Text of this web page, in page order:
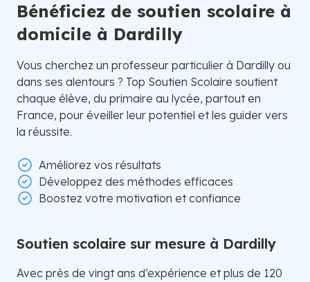
Bénéficiez de soutien scolaire à
domicile à Dardilly
Vous cherchez un professeur particulier à Dardilly ou
dans ses alentours ? Top Soutien Scolaire soutient
chaque élève, du primaire au lycée, partout en
France, pour éveiller leur potentiel et les guider vers
la réussite.
Améliorez vos résultats
Développez des méthodes efficaces
Boostez votre motivation et confiance
Soutien scolaire sur mesure à Dardilly
Avec près de vingt ans d’expérience et plus de 120